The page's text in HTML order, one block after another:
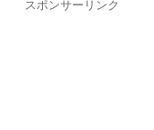
スポンサーリンク